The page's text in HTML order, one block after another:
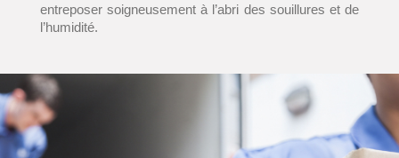
entreposer soigneusement à l’abri des souillures et de
l’humidité.